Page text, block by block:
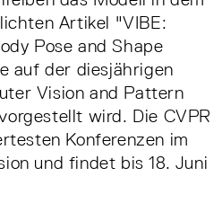
Artikel "VIBE:
Pose and Shape
auf der diesjährigen
Vision and Pattern
wird. Die CVPR
Konferenzen im
und findet bis 18. Juni